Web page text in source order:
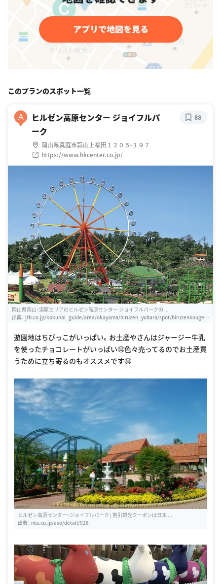
このプランのスポット一覧
A
ヒルゼン高原センター ジョイフルパ
ーク
岡山県真庭市蒜山上福田１２０５-１９７
https://www.hkcenter.co.jp/
88
岡山県蒜山・湯原エリアのヒルゼン高原センター ジョイフルパークの ...
出典： jtb.co.jp/kokunai_guide/area/okayama/hiruzen_yubara/spot/hiruzenkougen/
遊園地はちびっこがいっぱい。お土産やさんはジャージー牛乳
を使ったチョコレートがいっぱい🤤色々売ってるのでお土産買
うために立ち寄るのもオススメです🤤
ヒルゼン高原センター・ジョイフルパーク | 割引観光クーポンは日本 ...
出典： nta.co.jp/aso/detail/928